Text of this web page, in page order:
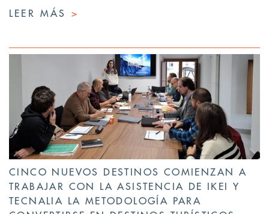
LEER MÁS >
CINCO NUEVOS DESTINOS COMIENZAN A
TRABAJAR CON LA ASISTENCIA DE IKEI Y
TECNALIA LA METODOLOGÍA PARA